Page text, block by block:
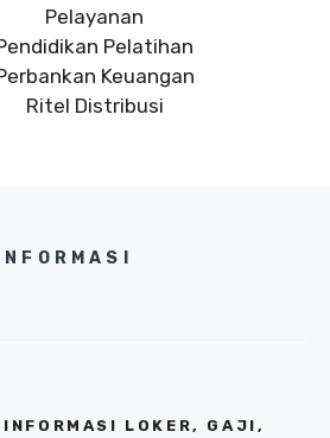
Pelayanan
Pelatihan
Keuangan
Ritel Distribusi
INFORMASI
INFORMASI LOKER, GAJI,